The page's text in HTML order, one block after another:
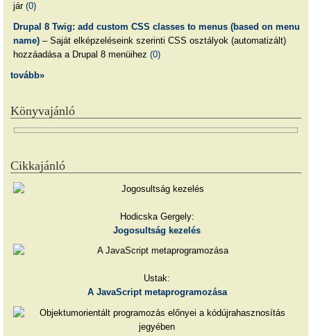
jár (0)
Drupal 8 Twig: add custom CSS classes to menus (based on menu
name)– Saját elképzeléseink szerinti CSS osztályok (automatizált)
hozzáadása a Drupal 8 menüihez (0)
tovább»
Könyvajánló
Cikkajánló
Hodicska Gergely:
Jogosultság kezelés
Ustak:
A JavaScript metaprogramozása